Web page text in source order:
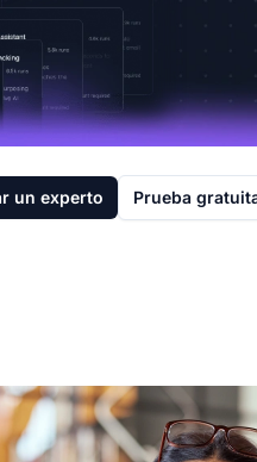
un experto Prueba